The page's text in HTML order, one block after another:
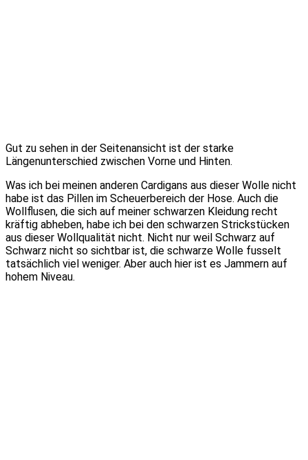
Gut zu sehen in der Seitenansicht ist der starke
Längenunterschied zwischen Vorne und Hinten.
Was ich bei meinen anderen Cardigans aus dieser Wolle nicht
habe ist das Pillen im Scheuerbereich der Hose. Auch die
Wollflusen, die sich auf meiner schwarzen Kleidung recht
kräftig abheben, habe ich bei den schwarzen Strickstücken
aus dieser Wollqualität nicht. Nicht nur weil Schwarz auf
Schwarz nicht so sichtbar ist, die schwarze Wolle fusselt
tatsächlich viel weniger. Aber auch hier ist es Jammern auf
hohem Niveau.